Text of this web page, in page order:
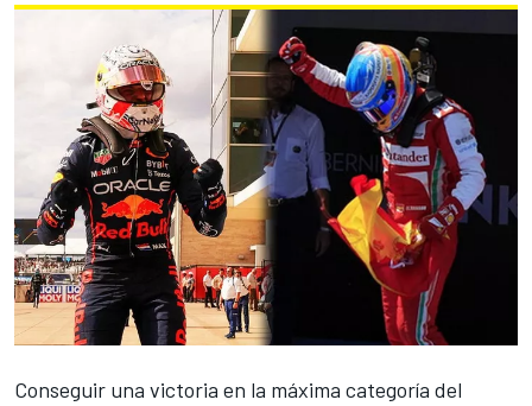
Conseguir una victoria en la máxima categoría del